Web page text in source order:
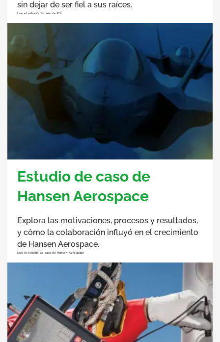
sin dejar de ser fiel a sus raíces.
Lee el estudio de caso de PSL
Estudio de caso de
Hansen Aerospace
Explora las motivaciones, procesos y resultados,
y cómo la colaboración influyó en el crecimiento
de Hansen Aerospace.
Lee el estudio de caso de Hansen Aerospace